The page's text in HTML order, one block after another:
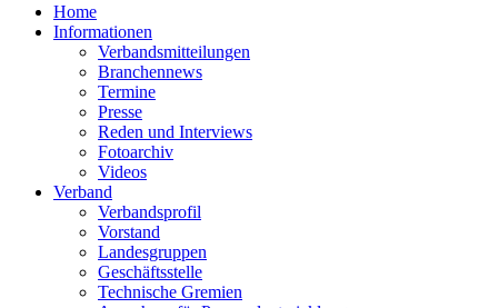
Home
Informationen
Verbandsmitteilungen
Branchennews
Termine
Presse
Reden und Interviews
Fotoarchiv
Videos
Verband
Verbandsprofil
Vorstand
Landesgruppen
Geschäftsstelle
Technische Gremien